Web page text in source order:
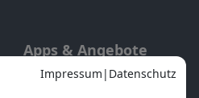
Apps & Angebote